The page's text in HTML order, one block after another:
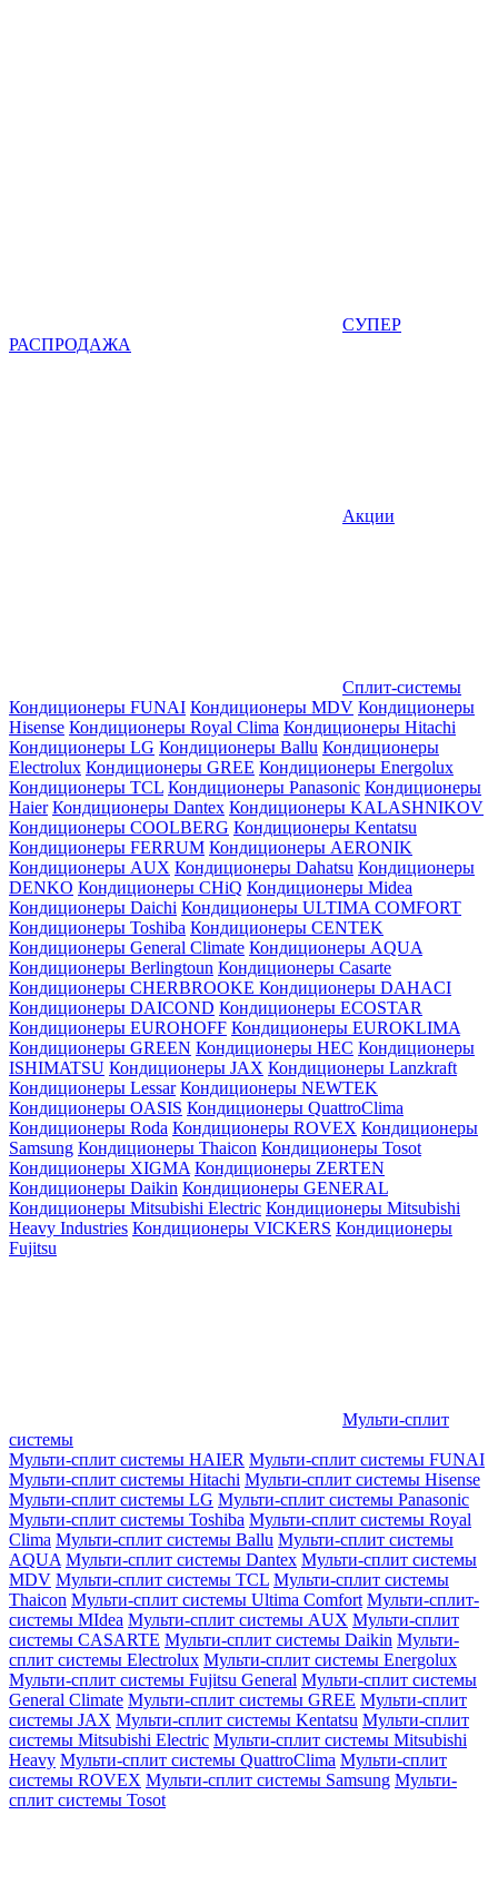
СУПЕР
РАСПРОДАЖА
Акции
Сплит-системы
Кондиционеры FUNAI Кондиционеры MDV Кондиционеры
Hisense Кондиционеры Royal Clima Кондиционеры Hitachi
Кондиционеры LG Кондиционеры Ballu Кондиционеры
Electrolux Кондиционеры GREE Кондиционеры Energolux
Кондиционеры TCL Кондиционеры Panasonic Кондиционеры
Haier Кондиционеры Dantex Кондиционеры KALASHNIKOV
Кондиционеры СOOLBERG Кондиционеры Kentatsu
Кондиционеры FERRUM Кондиционеры AERONIK
Кондиционеры AUX Кондиционеры Dahatsu Кондиционеры
DENKO Кондиционеры CHiQ Кондиционеры Midea
Кондиционеры Daichi Кондиционеры ULTIMA COMFORT
Кондиционеры Toshiba Кондиционеры CENTEK
Кондиционеры General Climate Кондиционеры AQUA
Кондиционеры Berlingtoun Кондиционеры Casarte
Кондиционеры CHERBROOKE Кондиционеры DAHACI
Кондиционеры DAICOND Кондиционеры ECOSTAR
Кондиционеры EUROHOFF Кондиционеры EUROKLIMA
Кондиционеры GREEN Кондиционеры HEC Кондиционеры
ISHIMATSU Кондиционеры JAX Кондиционеры Lanzkraft
Кондиционеры Lessar Кондиционеры NEWTEK
Кондиционеры OASIS Кондиционеры QuattroClima
Кондиционеры Roda Кондиционеры ROVEX Кондиционеры
Samsung Кондиционеры Thaicon Кондиционеры Tosot
Кондиционеры XIGMA Кондиционеры ZERTEN
Кондиционеры Daikin Кондиционеры GENERAL
Кондиционеры Mitsubishi Electric Кондиционеры Mitsubishi
Heavy Industries Кондиционеры VICKERS Кондиционеры
Fujitsu
Мульти-сплит
системы
Мульти-сплит системы HAIER Мульти-сплит системы FUNAI
Мульти-сплит системы Hitachi Мульти-сплит системы Hisense
Мульти-сплит системы LG Мульти-сплит системы Panasonic
Мульти-сплит системы Toshiba Мульти-сплит системы Royal
Clima Мульти-сплит системы Ballu Мульти-сплит системы
AQUA Мульти-сплит системы Dantex Мульти-сплит системы
MDV Мульти-сплит системы TCL Мульти-сплит системы
Thaicon Мульти-сплит системы Ultima Comfort Мульти-сплит-
системы MIdea Мульти-сплит системы AUX Мульти-сплит
системы CASARTE Мульти-сплит системы Daikin Мульти-
сплит системы Electrolux Мульти-сплит системы Energolux
Мульти-сплит системы Fujitsu General Мульти-сплит системы
General Climate Мульти-сплит системы GREE Мульти-сплит
системы JAX Мульти-сплит системы Kentatsu Мульти-сплит
системы Mitsubishi Electric Мульти-сплит системы Mitsubishi
Heavy Мульти-сплит системы QuattroClima Мульти-сплит
системы ROVEX Мульти-сплит системы Samsung Мульти-
сплит системы Tosot